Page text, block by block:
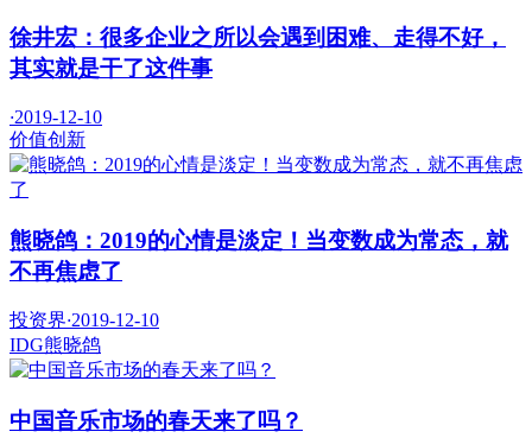
徐井宏：很多企业之所以会遇到困难、走得不好，
其实就是干了这件事
·2019-12-10
价值创新
熊晓鸽：2019的心情是淡定！当变数成为常态，就
不再焦虑了
投资界·2019-12-10
IDG熊晓鸽
中国音乐市场的春天来了吗？